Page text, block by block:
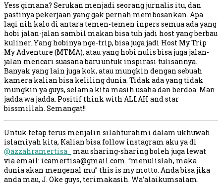
Yess gimana? Serukan menjadi seorang jurnalis itu, dan
pastinya pekerjaan yang gak pernah membosankan. Apa
lagi nih kalo di antara temen-temen inpers semua ada yang
hobi jalan-jalan sambil makan bisa tuh jadi host yang berbau
kuliner. Yang hobinya nge-trip, bisa juga jadi Host My Trip
My Adventure (MTMA), atau yang hobi nulis bisa juga jalan-
jalan mencari suasana baru untuk inspirasi tulisannya.
Banyak yang lain juga kok, atau mungkin dengan sebuah
kamera kalian bisa keliling dunia. Tidak ada yang tidak
mungkin ya guys, selama kita masih usaha dan berdoa. Man
jadda wa jadda. Positif think with ALLAH and star
bissmillah. Semangat!!
Untuk tetap terus menjalin silahturahmi dalam ukhuwah
islamiyah kita, Kalian bisa follow instagram aku ya di
@azzahramertisa_
mau sharing-sharing boleh juga lewat
via email: icamertisa@gmail.com. “menulislah, maka
dunia akan mengenal mu” this is my motto. Anda bisa jika
anda mau, J. Oke guys, terimakasih. Wa’alaikumsalam.